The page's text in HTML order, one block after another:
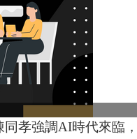
孝強調AI時代來臨